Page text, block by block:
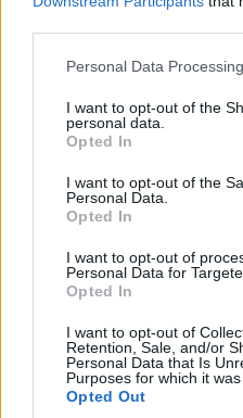
Please note that this website/
not limited to your visit or
grant or deny consent to
use your data for below
consent section.
Personal Data
I want to opt-out of the
personal data.
Opted In
I want to opt-out of the
Personal Data.
Opted In
I want to opt-out of
Personal Data for
Opted In
I want to opt-out of
Retention, Sale, and/or
Personal Data that Is
Purposes for which it was
Opted Out
jelentik a kivételt). A Red
Miamiban és a
Mekies csapatfőnök szerint
lassulni fog a fejlesztési
költségeket meg kell osztani
ponton döntést kell hoznunk,
a jövő év között. Arra
történni, mint tavaly.
rengeteg fejlesztést
korrigálni azt a hatalmas
folytatni, mindenesetre
hogy ledolgozzuk ezt az utolsó